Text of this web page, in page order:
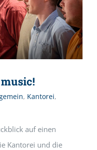
, Kantorei,
auf einen
Kantorei und die